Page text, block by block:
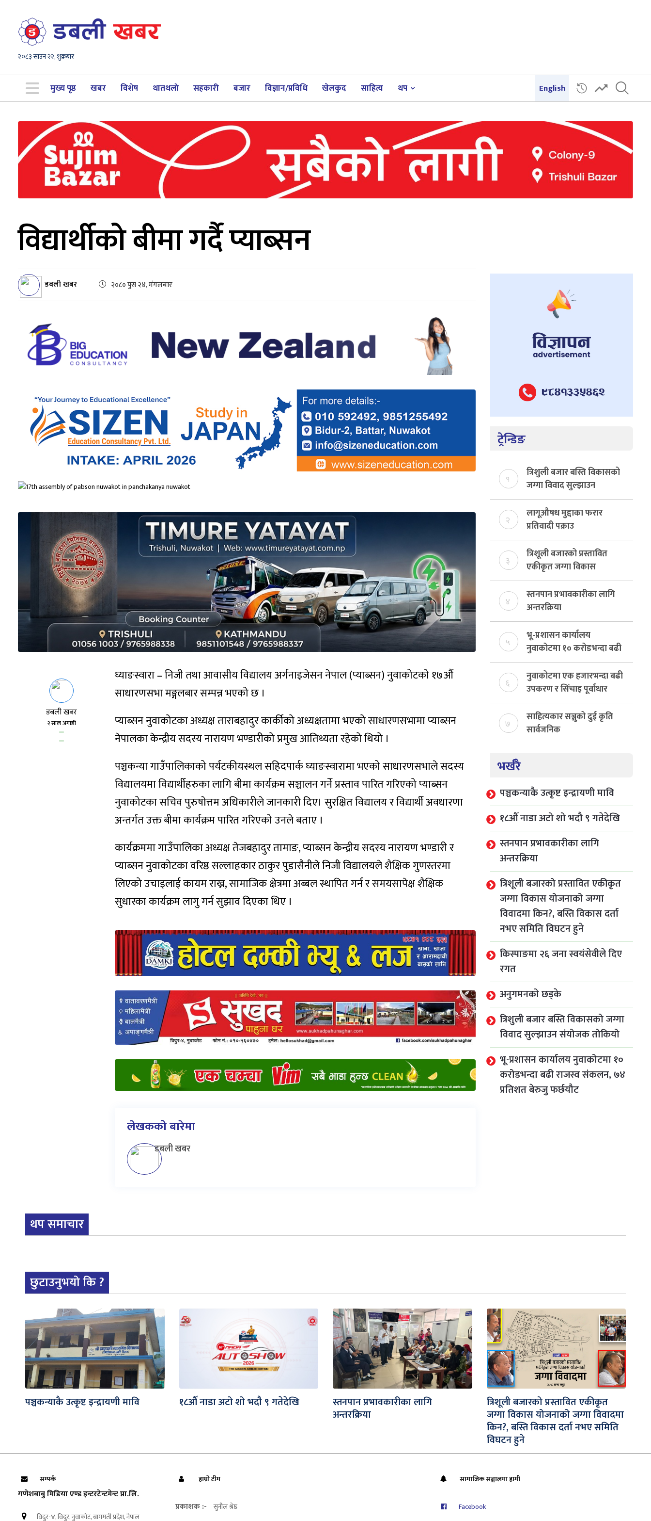
२०८३ साउन २२, शुक्रबार
मुख्य पृष्ठ खबर विशेष थातथलो सहकारी बजार विज्ञान/प्रविधि खेलकुद साहित्य थप English
विद्यार्थीको बीमा गर्दै प्याब्सन
डबली खबर २०८० पुस २४, मंगलबार
डबली खबर
२ साल अगाडी
घ्याङस्वारा – निजी तथा आवासीय विद्यालय अर्गनाइजेसन नेपाल (प्याब्सन) नुवाकोटको १७औं
साधारणसभा मङ्गलबार सम्पन्न भएको छ ।
प्याब्सन नुवाकोटका अध्यक्ष ताराबहादुर कार्कीको अध्यक्षतामा भएको साधारणसभामा प्याब्सन
नेपालका केन्द्रीय सदस्य नारायण भण्डारीको प्रमुख आतिथ्यता रहेको थियो ।
पञ्चकन्या गाउँपालिकाको पर्यटकीयस्थल सहिदपार्क घ्याङस्वारामा भएको साधारणसभाले सदस्य
विद्यालयमा विद्यार्थीहरुका लागि बीमा कार्यक्रम सञ्चालन गर्ने प्रस्ताव पारित गरिएको प्याब्सन
नुवाकोटका सचिव पुरुषाेत्तम अधिकारीले जानकारी दिए। सुरक्षित विद्यालय र विद्यार्थी अवधारणा
अन्तर्गत उक्त बीमा कार्यक्रम पारित गरिएको उनले बताए ।
कार्यक्रममा गाउँपालिका अध्यक्ष तेजबहादुर तामाङ, प्याब्सन केन्द्रीय सदस्य नारायण भण्डारी र
प्याब्सन नुवाकोटका वरिष्ठ सल्लाहकार ठाकुर पुडासैनीले निजी विद्यालयले शैक्षिक गुणस्तरमा
लिएको उचाइलाई कायम राख्न, सामाजिक क्षेत्रमा अब्बल स्थापित गर्न र समयसापेक्ष शैक्षिक
सुधारका कार्यक्रम लागु गर्न सुझाव दिएका थिए ।
लेखकको बारेमा
डबली खबर
ट्रेन्डिङ
१
त्रिशुली बजार बस्ति विकासको
जग्गा विवाद सुल्झाउन
संयोजक तोकियो
२
लागूऔषध मुद्दाका फरार
प्रतिवादी पक्राउ
३
त्रिशूली बजारको प्रस्तावित
एकीकृत जग्गा विकास
योजनाको जग्गा विवादमा
किन?, बस्ति विकास दर्ता नभए
समिति विघटन हुने
४
स्तनपान प्रभावकारीका लागि
अन्तरक्रिया
५
भू-प्रशासन कार्यालय
नुवाकोटमा १० करोडभन्दा बढी
राजस्व संकलन, ७४ प्रतिशत
बेरुजु फर्छयौट
६
नुवाकोटमा एक हजारभन्दा बढी
उपकरण र सिँचाइ पूर्वाधार
निर्माण
७
साहित्यकार सञ्जुको दुई कृति
सार्वजनिक
भर्खरै
पञ्चकन्याकै उत्कृष्ट इन्द्रायणी मावि
१८औँ नाडा अटो शो भदौ ९ गतेदेखि
स्तनपान प्रभावकारीका लागि
अन्तरक्रिया
त्रिशूली बजारको प्रस्तावित एकीकृत
जग्गा विकास योजनाको जग्गा
विवादमा किन?, बस्ति विकास दर्ता
नभए समिति विघटन हुने
किस्पाङमा २६ जना स्वयंसेवीले दिए
रगत
अनुगमनको छड्के
त्रिशुली बजार बस्ति विकासको जग्गा
विवाद सुल्झाउन संयोजक तोकियो
भू-प्रशासन कार्यालय नुवाकोटमा १०
करोडभन्दा बढी राजस्व संकलन, ७४
प्रतिशत बेरुजु फर्छयौट
थप समाचार
छुटाउनुभयो कि ?
पञ्चकन्याकै उत्कृष्ट इन्द्रायणी मावि १८औँ नाडा अटो शो भदौ ९ गतेदेखि स्तनपान प्रभावकारीका लागि
अन्तरक्रिया
त्रिशूली बजारको प्रस्तावित एकीकृत
जग्गा विकास योजनाको जग्गा विवादमा
किन?, बस्ति विकास दर्ता नभए समिति
विघटन हुने
सम्पर्क
गणेशबाबु मिडिया एण्ड इन्टरटेन्टमेन्ट प्रा.लि.
विदुर-४, विदुर, नुवाकोट, बागमती प्रदेश, नेपाल
हाम्रो टीम
प्रकाशक :- सुनील श्रेष्ठ
सामाजिक सञ्जालमा हामी
Facebook